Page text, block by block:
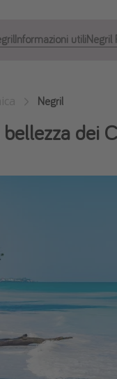
Informazioni utiliNegril
Negril
dei